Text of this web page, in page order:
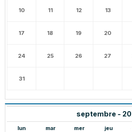
10 11 12 13
17 18 19 20
24 25 26 27
31
septembre -
lun mar mer jeu